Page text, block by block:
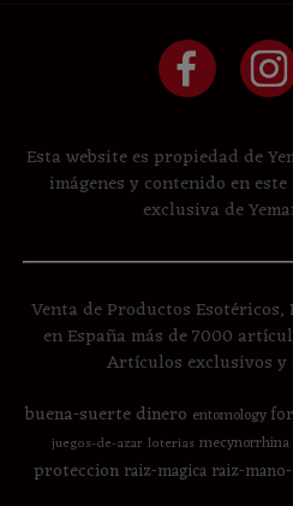
Esta website es propiedad de
imágenes y contenido en
exclusiva de
Venta de Productos
en España más de 7000
Artículos exclusivos y
buena-suertedinero entomology
juegos-de-azar loterias mecynorrhina
proteccion raiz-magica raiz-